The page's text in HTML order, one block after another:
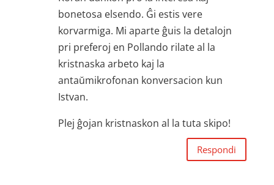
bonetosa elsendo. Ĝi estis vere
korvarmiga. Mi aparte ĝuis la detalojn
pri preferoj en Pollando rilate al la
kristnaska arbeto kaj la
antaŭmikrofonan konversacion kun
Istvan.
Plej ĝojan kristnaskon al la tuta skipo!
Respondi